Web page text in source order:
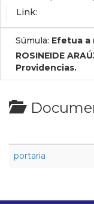
Link:
Súmula: Efetua a
ROSINEIDE
Providencias.
portaria